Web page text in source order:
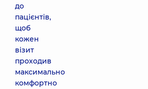
до
пацієнтів,
щоб
кожен
візит
проходив
максимально
комфортно